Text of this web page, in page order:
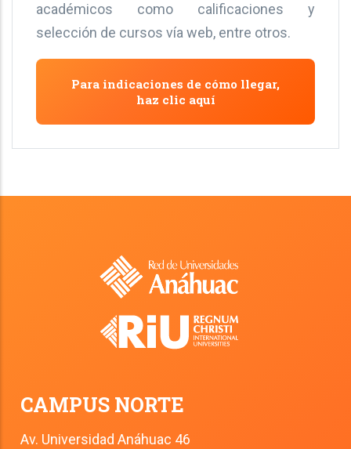
académicos como calificaciones y
selección de cursos vía web, entre otros.
Para indicaciones de cómo llegar,
haz clic aquí
CAMPUS NORTE
Av. Universidad Anáhuac 46